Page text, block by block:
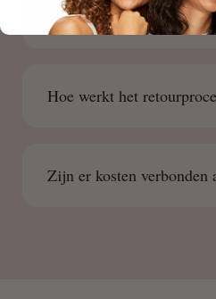
Hoe kan ik mijn
Hoe werkt het
Zijn er kosten verbonden